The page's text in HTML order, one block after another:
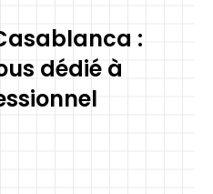
:
dédié à